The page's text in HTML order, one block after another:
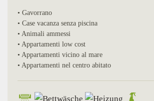
• Gavorrano
• Case vacanza senza piscina
• Animali ammessi
• Appartamenti low cost
• Appartamenti vicino al mare
• Appartamenti nel centro abitato